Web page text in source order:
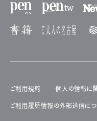
ご利用規約 個人の情報に
ご利用履歴情報の外部送信につ